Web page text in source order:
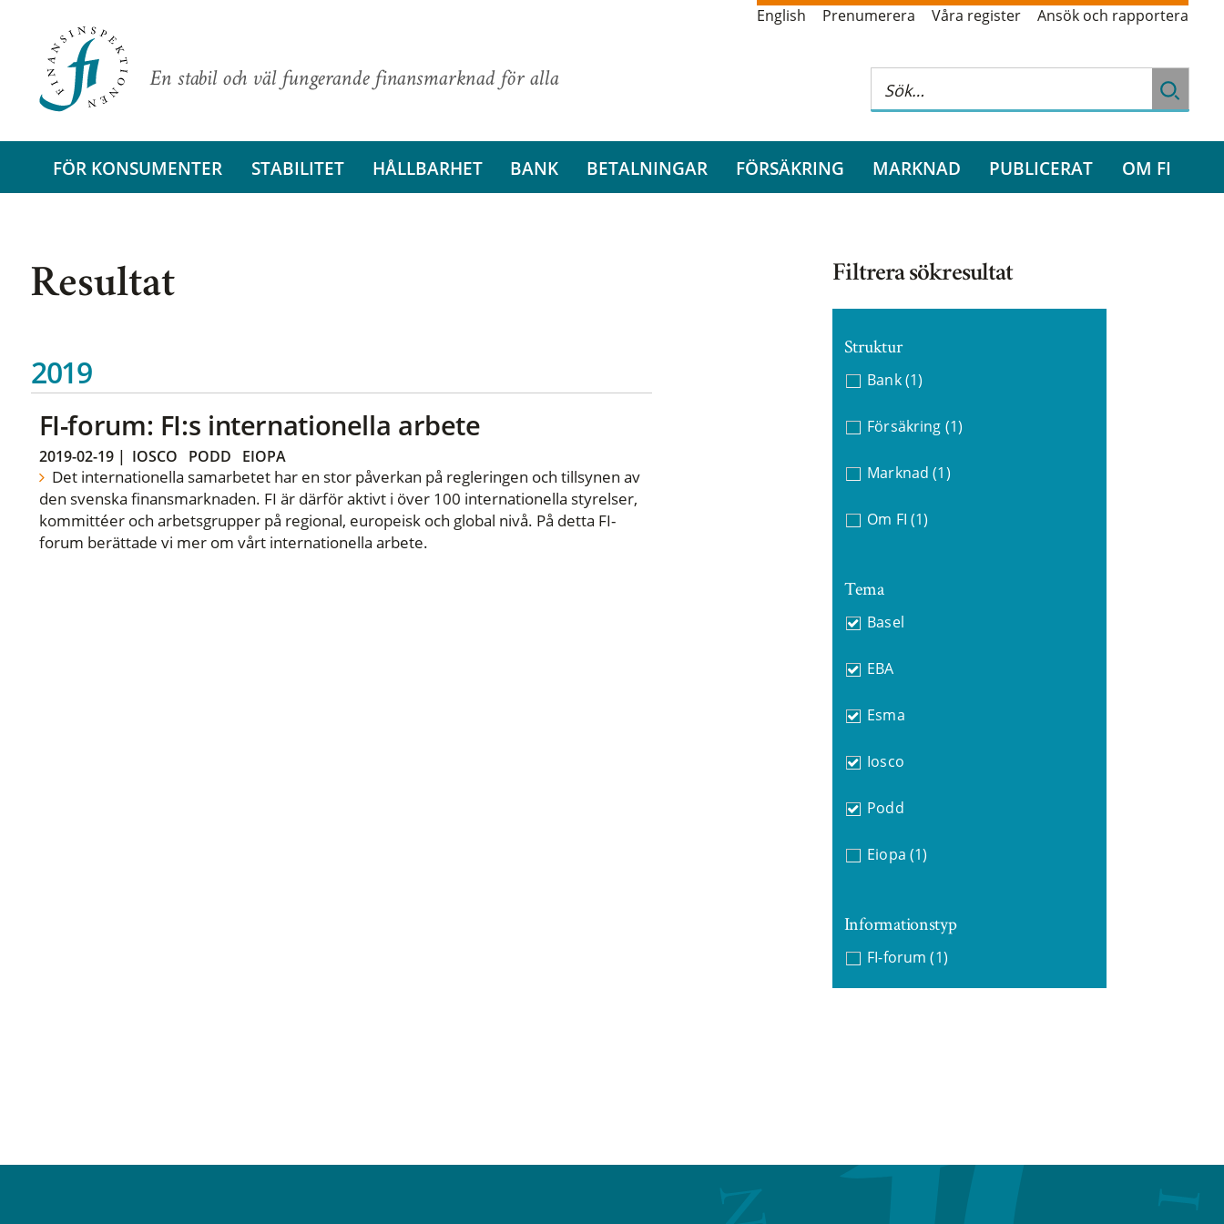
En stabil och väl fungerande finansmarknad för alla
English Prenumerera Våra register Ansök och rapportera
FÖR KONSUMENTER STABILITET HÅLLBARHET BANK BETALNINGAR FÖRSÄKRING MARKNAD PUBLICERAT OM FI
Resultat
2019
FI-forum: FI:s internationella arbete
2019-02-19| IOSCO PODD EIOPA
Det internationella samarbetet har en stor påverkan på regleringen och tillsynen av
den svenska finansmarknaden. FI är därför aktivt i över 100 internationella styrelser,
kommittéer och arbetsgrupper på regional, europeisk och global nivå. På detta FI-
forum berättade vi mer om vårt internationella arbete.
Filtrera sökresultat
Struktur
Bank (1)
Försäkring (1)
Marknad (1)
Om FI (1)
Tema
Basel
EBA
Esma
Iosco
Podd
Eiopa (1)
Informationstyp
FI-forum (1)